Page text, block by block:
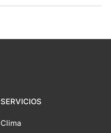
SERVICIOS
Clima